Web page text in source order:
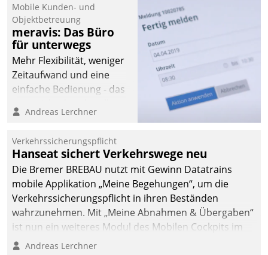
Mobile Kunden- und
Objektbetreuung
meravis: Das Büro
für unterwegs
Mehr Flexibilität, weniger
Zeitaufwand und eine
einfache Bedienung - das
Cockpit für mobile
Datatrain. Die meravis
Wohnungsbau- und
Immobilien GmbH hat
sich dabei für den Betrieb
der Lösung über die SAP
Cloud Platform
entschieden - als erstes
Unternehmen am
Andreas Lerchner
Verkehrssicherungspflicht
Hanseat sichert Verkehrswege neu
Die Bremer BREBAU nutzt mit Gewinn Datatrains
mobile Applikation „Meine Begehungen“, um die
Verkehrssicherungspflicht in ihren Beständen
wahrzunehmen. Mit „Meine Abnahmen & Übergaben“
ist nun ein weiteres Modul des Mobilen Cockpits im
Einsatz.
Andreas Lerchner